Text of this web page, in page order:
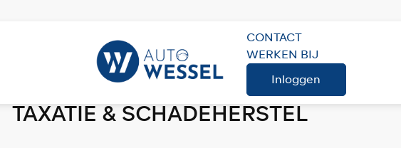
CONTACT
WERKEN BIJ
Inloggen
WERKPLAATSSERVICE
TAXATIE & SCHADEHERSTEL